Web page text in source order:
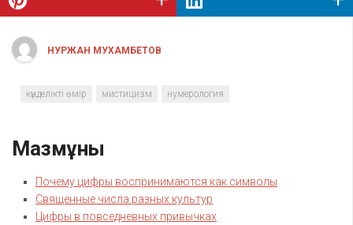
НУРЖАН МУХАМБЕТОВ
күнделікті өмір мистицизм нумерология
Мазмұны
Почему цифры воспринимаются как символы
Священные числа разных культур
Цифры в повседневных привычках